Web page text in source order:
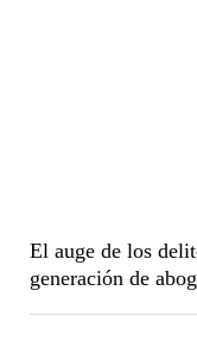
El auge de los
generación de